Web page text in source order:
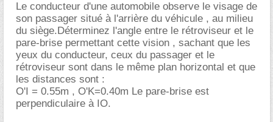
Le conducteur d'une automobile observe le visage de
son passager situé à l'arrière du véhicule , au milieu
du siège.Déterminez l'angle entre le rétroviseur et le
pare-brise permettant cette vision , sachant que les
yeux du conducteur, ceux du passager et le
rétroviseur sont dans le même plan horizontal et que
les distances sont :
O'I = 0.55m , O'K=0.40m Le pare-brise est
perpendiculaire à IO.